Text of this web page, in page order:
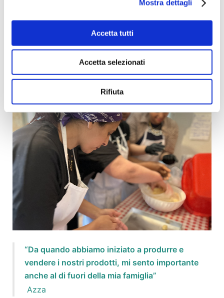
Mostra dettagli
Accetta tutti
Accetta selezionati
Rifiuta
Abbattitore termico
Il budget complessivo è di €10.000,00
“Da quando abbiamo iniziato a produrre e
vendere i nostri prodotti, mi sento importante
anche al di fuori della mia famiglia”
Azza